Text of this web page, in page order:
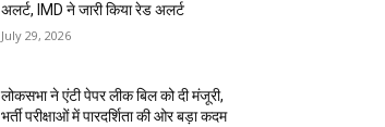
अलर्ट, IMD ने जारी किया रेड अलर्ट
July 29, 2026
लोकसभा ने एंटी पेपर लीक बिल को दी मंजूरी,
भर्ती परीक्षाओं में पारदर्शिता की ओर बड़ा कदम